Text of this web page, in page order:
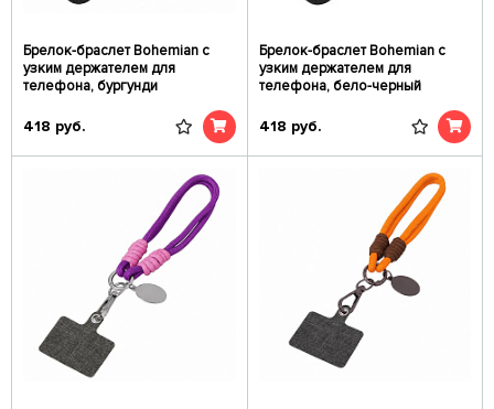
Брелок-браслет Bohemian c
узким держателем для
телефона, бургунди
418 руб.
Брелок-браслет Bohemian c
узким держателем для
телефона, бело-черный
418 руб.